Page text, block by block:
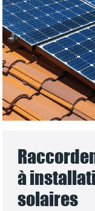
à
solaires